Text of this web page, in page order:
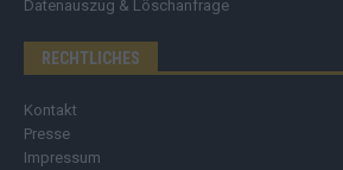
Datenauszug & Löschanfrage
RECHTLICHES
Kontakt
Presse
Impressum